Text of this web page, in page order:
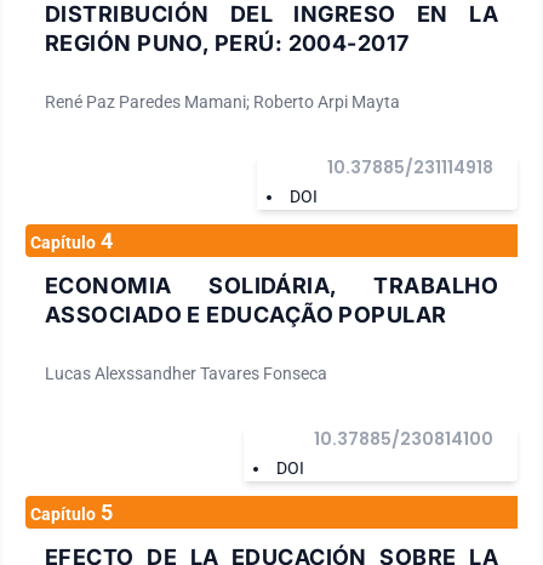
DISTRIBUCIÓN DEL INGRESO EN LA
REGIÓN PUNO, PERÚ: 2004-2017
René Paz Paredes Mamani; Roberto Arpi Mayta
DOI
10.37885/231114918
Capítulo 4
ECONOMIA SOLIDÁRIA, TRABALHO
ASSOCIADO E EDUCAÇÃO POPULAR
Lucas Alexssandher Tavares Fonseca
DOI
10.37885/230814100
Capítulo 5
EFECTO DE LA EDUCACIÓN SOBRE LA